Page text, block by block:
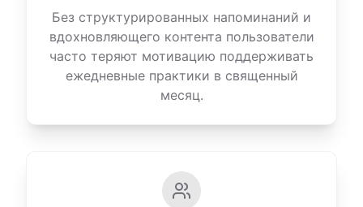
Без структурированных напоминаний и
вдохновляющего контента пользователи
часто теряют мотивацию поддерживать
ежедневные практики в священный
месяц.